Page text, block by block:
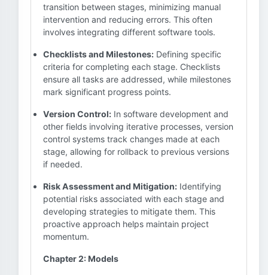
transition between stages, minimizing manual
intervention and reducing errors. This often
involves integrating different software tools.
Checklists and Milestones: Defining specific
criteria for completing each stage. Checklists
ensure all tasks are addressed, while milestones
mark significant progress points.
Version Control: In software development and
other fields involving iterative processes, version
control systems track changes made at each
stage, allowing for rollback to previous versions
if needed.
Risk Assessment and Mitigation: Identifying
potential risks associated with each stage and
developing strategies to mitigate them. This
proactive approach helps maintain project
momentum.
Chapter 2: Models